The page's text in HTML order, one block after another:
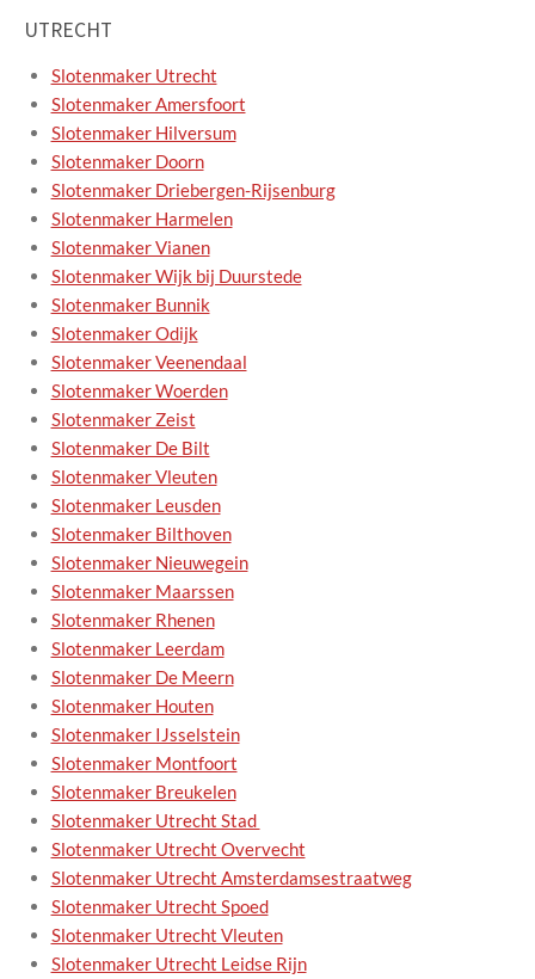
UTRECHT
Slotenmaker Utrecht
Slotenmaker Amersfoort
Slotenmaker Hilversum
Slotenmaker Doorn
Slotenmaker Driebergen-Rijsenburg
Slotenmaker Harmelen
Slotenmaker Vianen
Slotenmaker Wijk bij Duurstede
Slotenmaker Bunnik
Slotenmaker Odijk
Slotenmaker Veenendaal
Slotenmaker Woerden
Slotenmaker Zeist
Slotenmaker De Bilt
Slotenmaker Vleuten
Slotenmaker Leusden
Slotenmaker Bilthoven
Slotenmaker Nieuwegein
Slotenmaker Maarssen
Slotenmaker Rhenen
Slotenmaker Leerdam
Slotenmaker De Meern
Slotenmaker Houten
Slotenmaker IJsselstein
Slotenmaker Montfoort
Slotenmaker Breukelen
Slotenmaker Utrecht Stad
Slotenmaker Utrecht Overvecht
Slotenmaker Utrecht Amsterdamsestraatweg
Slotenmaker Utrecht Spoed
Slotenmaker Utrecht Vleuten
Slotenmaker Utrecht Leidse Rijn